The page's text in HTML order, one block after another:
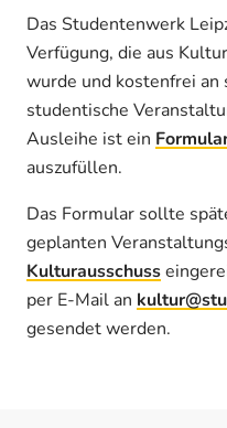
Das Studentenwerk
Verfügung, die aus
wurde und kostenfrei
studentische
Ausleihe ist ein
auszufüllen.
Das Formular sollte
geplanten
Kulturausschuss
per E-Mail an
gesendet werden.